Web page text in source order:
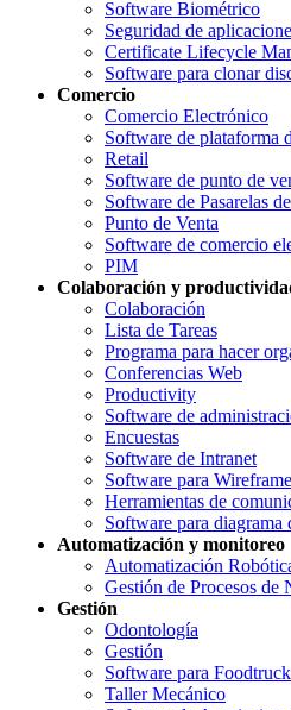
Software Biométrico
Seguridad de
Certificate Lifecycle
Software para clonar
Comercio
Comercio Electrónico
Software de plataforma
Retail
Software de punto de
Software de Pasarelas
Punto de Venta
Software de comercio
PIM
Colaboración y
Colaboración
Lista de Tareas
Programa para hacer
Conferencias Web
Productivity
Software de
Encuestas
Software de Intranet
Software para Wireframe
Herramientas de
Software para diagrama
Automatización y monitoreo
Automatización
Gestión de Procesos de
Gestión
Odontología
Gestión
Software para Foodtruck
Taller Mecánico